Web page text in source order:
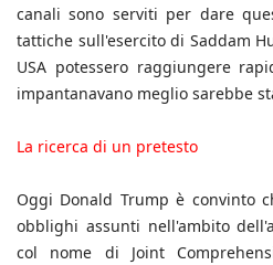
canali sono serviti per dare
tattiche sull'esercito di Saddam
USA potessero raggiungere
impantanavano meglio sarebbe
La ricerca di un pretesto
Oggi Donald Trump è convinto
obblighi assunti nell'ambito
col nome di Joint